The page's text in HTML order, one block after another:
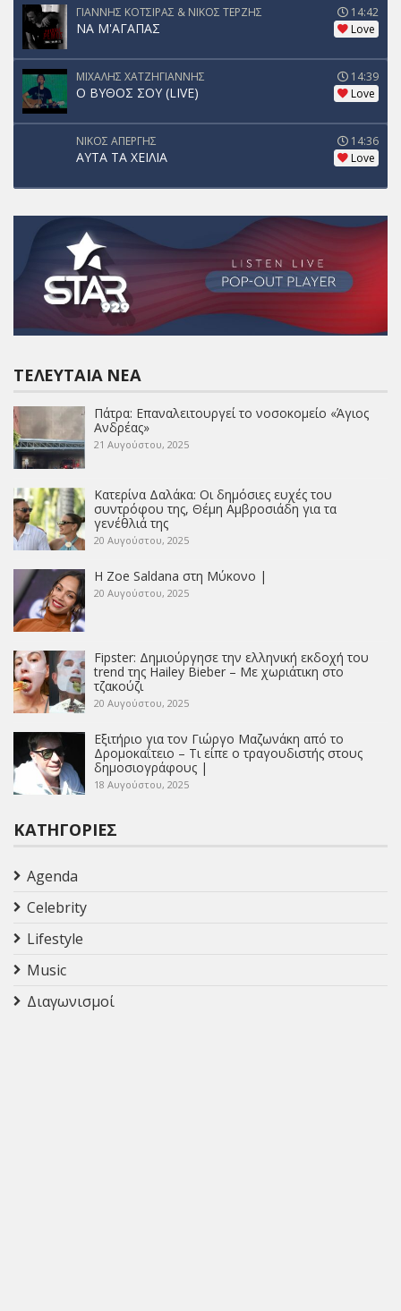
ΓΙΑΝΝΗΣ ΚΟΤΣΙΡΑΣ & ΝΙΚΟΣ ΤΕΡΖΗΣ
ΝΑ Μ'ΑΓΑΠΑΣ
14:42
Love
ΜΙΧΑΛΗΣ ΧΑΤΖΗΓΙΑΝΝΗΣ
Ο ΒΥΘΟΣ ΣΟΥ (LIVE)
14:39
Love
ΝΙΚΟΣ ΑΠΕΡΓΗΣ
ΑΥΤΑ ΤΑ ΧΕΙΛΙΑ
14:36
Love
ΤΕΛΕΥΤΑΊΑ ΝΈΑ
Πάτρα: Επαναλειτουργεί το νοσοκομείο «Άγιος
Ανδρέας»
21 Αυγούστου, 2025
Κατερίνα Δαλάκα: Οι δημόσιες ευχές του
συντρόφου της, Θέμη Αμβροσιάδη για τα
γενέθλιά της
20 Αυγούστου, 2025
Η Zoe Saldana στη Μύκονο |
20 Αυγούστου, 2025
Fipster: Δημιούργησε την ελληνική εκδοχή του
trend της Hailey Bieber – Με χωριάτικη στο
τζακούζι
20 Αυγούστου, 2025
Εξιτήριο για τον Γιώργο Μαζωνάκη από το
Δρομοκαΐτειο – Τι είπε ο τραγουδιστής στους
δημοσιογράφους |
18 Αυγούστου, 2025
ΚΑΤΗΓΟΡΊΕΣ
Agenda
Celebrity
Lifestyle
Music
Διαγωνισμοί